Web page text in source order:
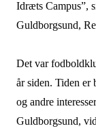
Idræts Campus”,
Guldborgsund,
Det var
år siden. Tiden er
og andre
Guldborgsund,